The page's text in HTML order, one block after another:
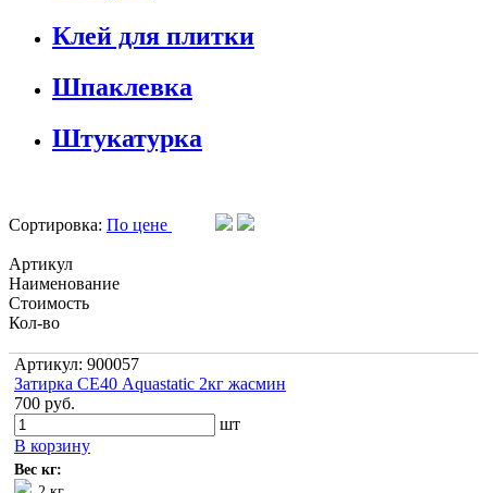
Клей для плитки
Шпаклевка
Штукатурка
Сортировка: По цене
Артикул
Наименование
Стоимость
Кол-во
Артикул: 900057
Затирка СЕ40 Aquastatic 2кг жасмин
700 руб.
шт
В корзину
Вес кг: